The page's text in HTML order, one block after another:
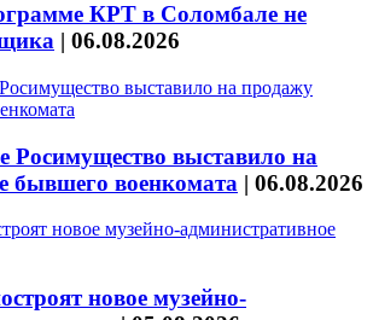
КРТ в Соломбале не
| 06.08.2026
Росимущество выставило на
бывшего военкомата | 06.08.2026
новое музейно-